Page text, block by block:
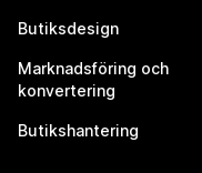
Butiksdesign
Marknadsföring och
konvertering
Butikshantering